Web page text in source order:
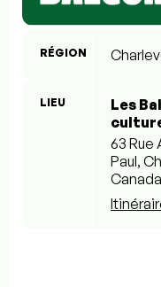
RÉGION
LIEU
Les
63
Paul,
Canada